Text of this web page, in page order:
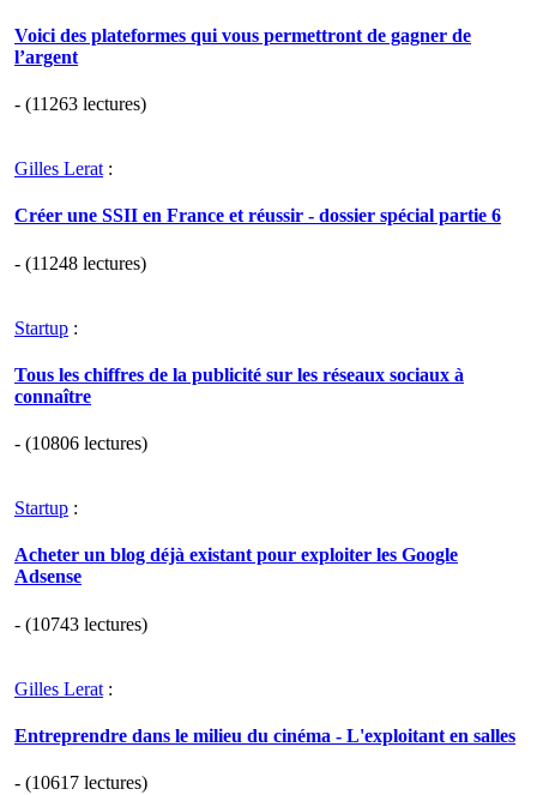
Voici des plateformes qui vous permettront de gagner de
l’argent
- (11263 lectures)
Gilles Lerat :
Créer une SSII en France et réussir - dossier spécial partie 6
- (11248 lectures)
Startup :
Tous les chiffres de la publicité sur les réseaux sociaux à
connaître
- (10806 lectures)
Startup :
Acheter un blog déjà existant pour exploiter les Google
Adsense
- (10743 lectures)
Gilles Lerat :
Entreprendre dans le milieu du cinéma - L'exploitant en salles
- (10617 lectures)